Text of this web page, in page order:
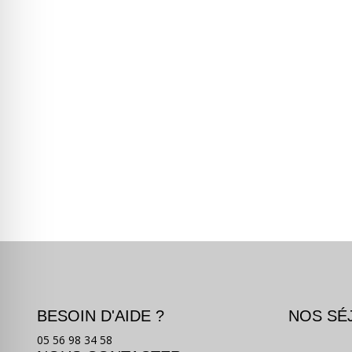
BESOIN D'AIDE ?
05 56 98 34 58
NOS